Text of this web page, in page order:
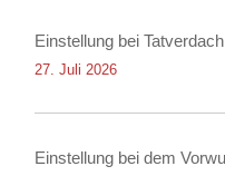
Einstellung bei
27. Juli 2026
Einstellung bei dem